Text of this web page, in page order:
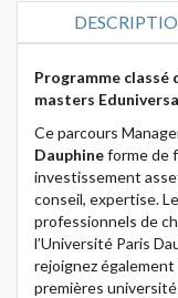
Programme classé
masters
Ce parcours
Dauphineforme de
investissement
conseil, expertise.
professionnels de
l’Université Paris
rejoignez également
premières